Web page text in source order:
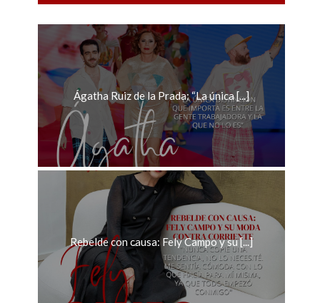
Ágatha Ruiz de la Prada: “La única [...]
Rebelde con causa: Fely Campo y su [...]